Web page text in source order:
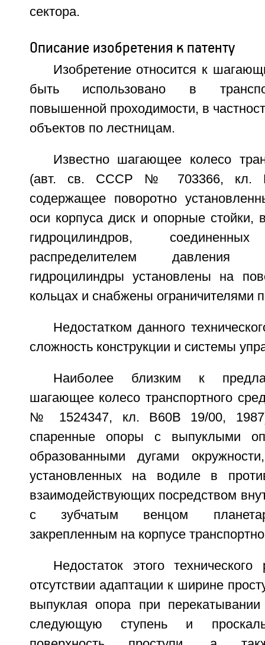
сектора.
Описание изобретения к патенту
Изобретение относится к
быть использовано в
повышенной проходимости, в
объектов по лестницам.
Известно шагающее колесо
(авт. св. СССР № 703366, кл.
содержащее поворотно
оси корпуса диск и опорные
гидроцилиндров,
распределителем давления
гидроцилиндры установлены на
кольцах и снабжены ограничителями
Недостатком данного
сложность конструкции и системы
Наиболее близким к
шагающее колесо транспортного
№ 1524347, кл. В60В 19/00,
спаренные опоры с выпуклыми
образованными дугами
установленных на водиле в
взаимодействующих посредством
с зубчатым венцом
закрепленным на корпусе
Недостаток этого
отсутствии адаптации к ширине
выпуклая опора при
следующую ступень и